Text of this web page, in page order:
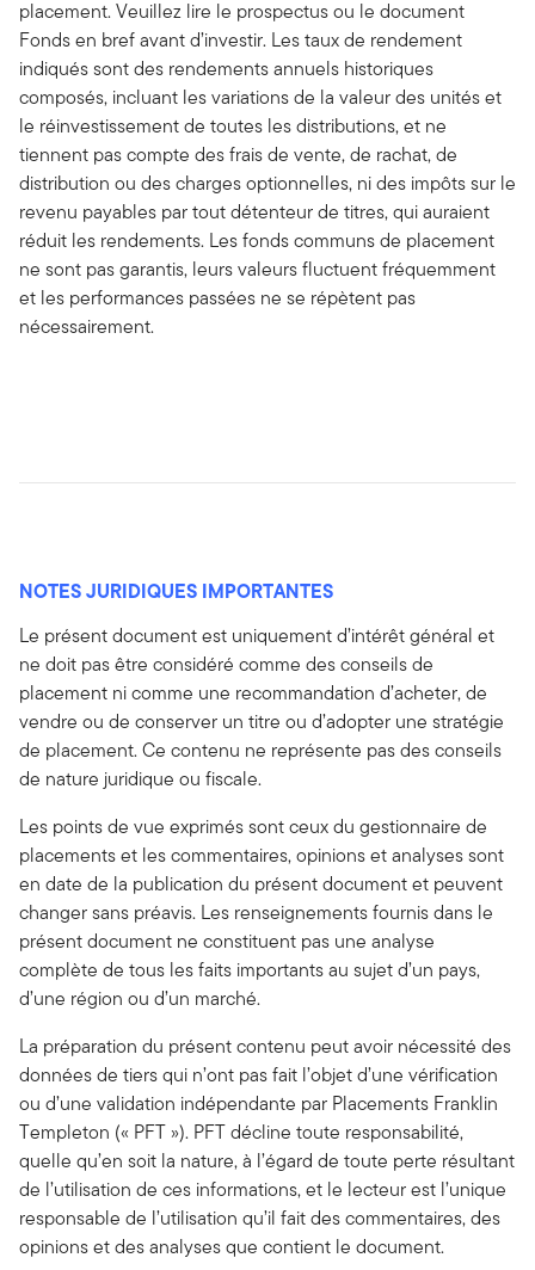
placement. Veuillez lire le prospectus ou le document
Fonds en bref avant d’investir. Les taux de rendement
indiqués sont des rendements annuels historiques
composés, incluant les variations de la valeur des unités et
le réinvestissement de toutes les distributions, et ne
tiennent pas compte des frais de vente, de rachat, de
distribution ou des charges optionnelles, ni des impôts sur le
revenu payables par tout détenteur de titres, qui auraient
réduit les rendements. Les fonds communs de placement
ne sont pas garantis, leurs valeurs fluctuent fréquemment
et les performances passées ne se répètent pas
nécessairement.
NOTES JURIDIQUES IMPORTANTES
Le présent document est uniquement d’intérêt général et
ne doit pas être considéré comme des conseils de
placement ni comme une recommandation d’acheter, de
vendre ou de conserver un titre ou d’adopter une stratégie
de placement. Ce contenu ne représente pas des conseils
de nature juridique ou fiscale.
Les points de vue exprimés sont ceux du gestionnaire de
placements et les commentaires, opinions et analyses sont
en date de la publication du présent document et peuvent
changer sans préavis. Les renseignements fournis dans le
présent document ne constituent pas une analyse
complète de tous les faits importants au sujet d’un pays,
d’une région ou d’un marché.
La préparation du présent contenu peut avoir nécessité des
données de tiers qui n’ont pas fait l’objet d’une vérification
ou d’une validation indépendante par Placements Franklin
Templeton (« PFT »). PFT décline toute responsabilité,
quelle qu’en soit la nature, à l’égard de toute perte résultant
de l’utilisation de ces informations, et le lecteur est l’unique
responsable de l’utilisation qu’il fait des commentaires, des
opinions et des analyses que contient le document.